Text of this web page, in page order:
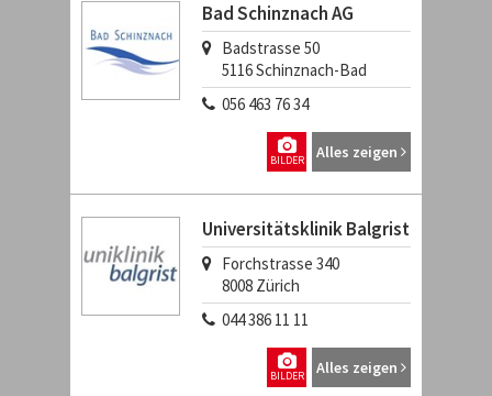
Bad Schinznach AG
Badstrasse 50
5116Schinznach-Bad
056 463 76 34
Alles zeigen
BILDER
Universitätsklinik Balgrist
Forchstrasse 340
8008 Zürich
044 386 11 11
Alles zeigen
BILDER